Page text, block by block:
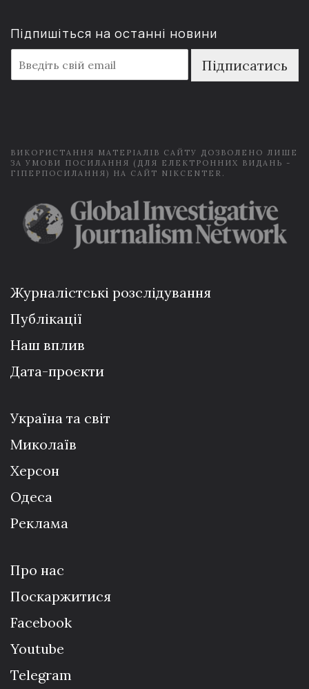
Підпишіться на останні новини
m
a
Підписатись
ВИКОРИСТАННЯ МАТЕРІАЛІВ САЙТУ ДОЗВОЛЕНО ЛИШЕ
ЗА УМОВИ ПОСИЛАННЯ (ДЛЯ ЕЛЕКТРОННИХ ВИДАНЬ -
ГІПЕРПОСИЛАННЯ) НА САЙТ NIKCENTER.
Журналістські розслідування
Публікації
Наш вплив
Дата-проєкти
Україна та світ
Миколаїв
Херсон
Одеса
Реклама
Про нас
Поскаржитися
Facebook
Youtube
Telegram